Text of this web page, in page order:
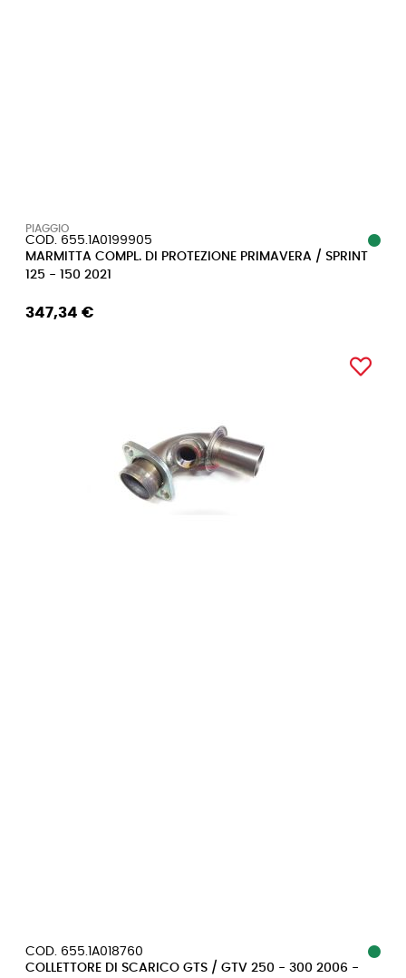
PIAGGIO
COD. 655.1A0199905
MARMITTA COMPL. DI PROTEZIONE PRIMAVERA / SPRINT
125 - 150 2021
347,34 €
COD. 655.1A018760
COLLETTORE DI SCARICO GTS / GTV 250 - 300 2006 -